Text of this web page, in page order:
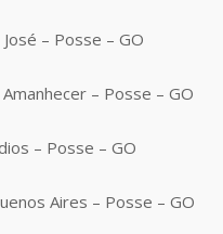
– Posse – GO
– Posse – GO
– Posse – GO
Aires – Posse – GO